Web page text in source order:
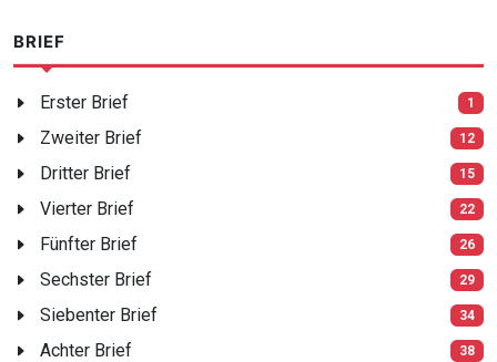
BRIEF
Erster Brief 1
Zweiter Brief 12
Dritter Brief 15
Vierter Brief 22
Fünfter Brief 26
Sechster Brief 29
Siebenter Brief 34
Achter Brief 38